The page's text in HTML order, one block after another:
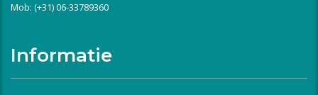
Mob: (+31) 06-33789360
Informatie